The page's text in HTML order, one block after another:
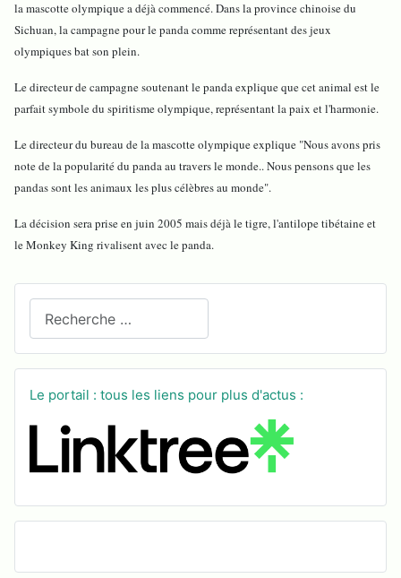
Le portail : tous les liens pour plus d'actus :
la mascotte olympique a déjà commencé. Dans la province chinoise du
Sichuan, la campagne pour le panda comme représentant des jeux
olympiques bat son plein.
Le directeur de campagne soutenant le panda explique que cet animal est le
parfait symbole du spiritisme olympique, représentant la paix et l'harmonie.
Le directeur du bureau de la mascotte olympique explique "Nous avons pris
note de la popularité du panda au travers le monde.. Nous pensons que les
pandas sont les animaux les plus célèbres au monde".
La décision sera prise en juin 2005 mais déjà le tigre, l'antilope tibétaine et
le Monkey King rivalisent avec le panda.